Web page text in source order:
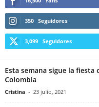
350 Seguidores
3,099 Seguidores
Esta semana sigue la fiesta
Colombia
Cristina - 23 julio, 2021